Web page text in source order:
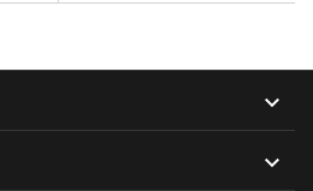

